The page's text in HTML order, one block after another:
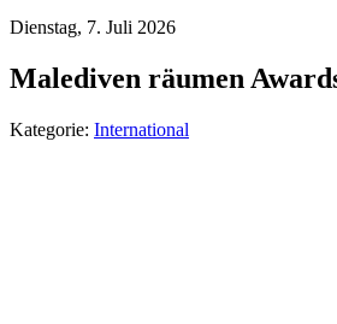
Dienstag, 7. Juli 2026
Malediven räumen
Kategorie: International